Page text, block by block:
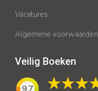
Vacatures
Algemene voorwaarden
Veilig Boeken
9.7